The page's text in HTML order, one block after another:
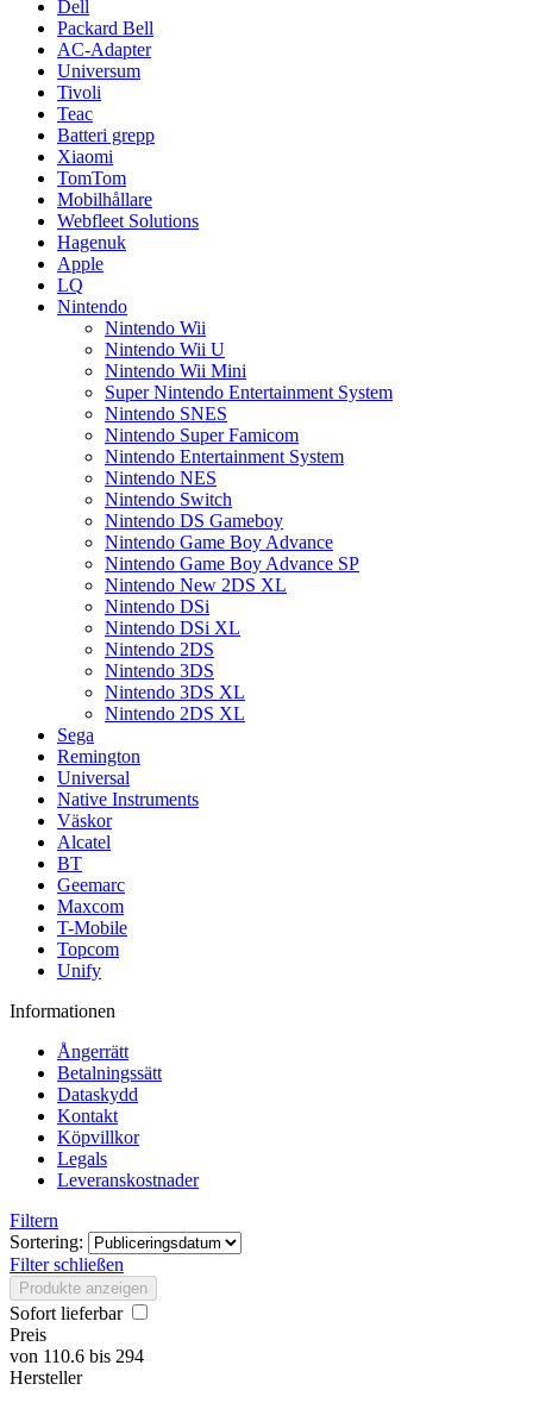
Dell
Packard Bell
AC-Adapter
Universum
Tivoli
Teac
Batteri grepp
Xiaomi
TomTom
Mobilhållare
Webfleet Solutions
Hagenuk
Apple
LQ
Nintendo
Nintendo Wii
Nintendo Wii U
Nintendo Wii Mini
Super Nintendo Entertainment System
Nintendo SNES
Nintendo Super Famicom
Nintendo Entertainment System
Nintendo NES
Nintendo Switch
Nintendo DS Gameboy
Nintendo Game Boy Advance
Nintendo Game Boy Advance SP
Nintendo New 2DS XL
Nintendo DSi
Nintendo DSi XL
Nintendo 2DS
Nintendo 3DS
Nintendo 3DS XL
Nintendo 2DS XL
Sega
Remington
Universal
Native Instruments
Väskor
Alcatel
BT
Geemarc
Maxcom
T-Mobile
Topcom
Unify
Informationen
Ångerrätt
Betalningssätt
Dataskydd
Kontakt
Köpvillkor
Legals
Leveranskostnader
Filtern
Sortering:
Filter schließen
Produkte anzeigen
Sofort lieferbar
Preis
von 110.6 bis 294
Hersteller